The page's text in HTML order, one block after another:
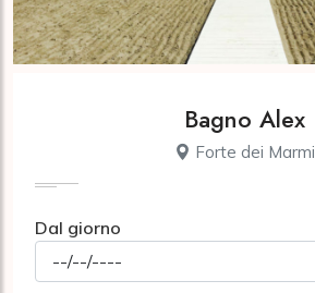
Bagno Alex
Forte dei Marmi
Dal giorno